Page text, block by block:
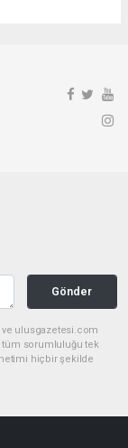
Gönder
ve ulusgazetesi.com
tüm sorumluluğu tek
hiçbir şekilde